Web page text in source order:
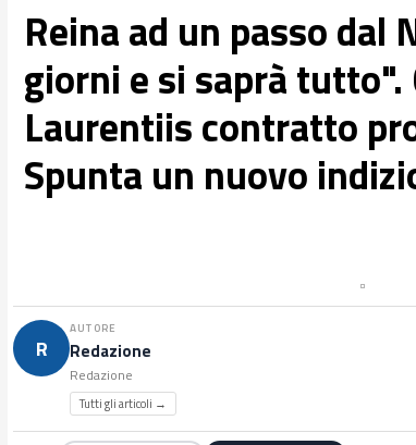
Reina ad un passo dal
giorni e si saprà tutto".
Laurentiis contratto
Spunta un nuovo
R
AUTORE
Redazione
Redazione
Tutti gli articoli →